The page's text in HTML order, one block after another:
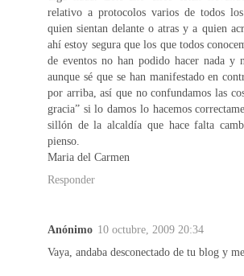
relativo a protocolos varios de todos
quien sientan delante o atras y a quien
ahí estoy segura que los que todos
de eventos no han podido hacer nada y
aunque sé que se han manifestado en
por arriba, así que no confundamos las
gracia” si lo damos lo hacemos
sillón de la alcaldía que hace falta
pienso.
Maria del Carmen
Responder
Anónimo 10 octubre, 2009 20:34
Vaya, andaba desconectado de tu blog y